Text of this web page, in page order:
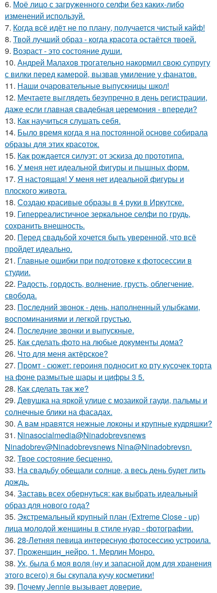
6. Моё лицо с загруженного селфи без каких-либо
изменений используй.
7. Когда всё идёт не по плану, получается чистый кайф!
8. Твой лучший образ - когда красота остаётся твоей.
9. Возраст - это состояние души.
10. Андрей Малахов трогательно накормил свою супругу
с вилки перед камерой, вызвав умиление у фанатов.
11. Наши очаровательные выпускницы школ!
12. Мечтаете выглядеть безупречно в день регистрации,
даже если главная свадебная церемония - впереди?
13. Как научиться слушать себя.
14. Было время когда я на постоянной основе собирала
образы для этих красоток.
15. Как рождается силуэт: от эскиза до прототипа.
16. У меня нет идеальной фигуры и пышных форм.
17. Я настоящая! У меня нет идеальной фигуры и
плоского живота.
18. Создаю красивые образы в 4 руки в Иркутске.
19. Гиперреалистичное зеркальное селфи по грудь,
сохранить внешность.
20. Перед свадьбой хочется быть уверенной, что всё
пройдет идеально.
21. Главные ошибки при подготовке к фотосессии в
студии.
22. Радость, гордость, волнение, грусть, облегчение,
свобода.
23. Последний звонок - день, наполненный улыбками,
воспоминаниями и легкой грустью.
24. Последние звонки и выпускные.
25. Как сделать фото на любые документы дома?
26. Что для меня актёрское?
27. Промт - сюжет: героиня подносит ко рту кусочек торта
на фоне размытые шары и цифры 3 5.
28. Как сделать так же?
29. Девушка на яркой улице с мозаикой гауди, пальмы и
солнечные блики на фасадах.
30. А вам нравятся нежные локоны и крупные кудряшки?
31. Ninasocialmedia@Ninadobrevsnews
Ninadobrev@Ninadobrevsnews Nina@Ninadobrevsn.
32. Твое состояние бесценно.
33. На свадьбу обещали солнце, а весь день будет лить
дождь.
34. Заставь всех обернуться: как выбрать идеальный
образ для нового года?
35. Экстремальный крупный план (Extreme Close - up)
лица молодой женщины в стиле нуар - фотографии.
36. 28-Летняя певица интересную фотосессию устроила.
37. Проженщин_нейро. 1. Мерлин Монро.
38. Ух, была б моя воля (ну и запасной дом для хранения
этого всего) я бы скупала кучу косметики!
39. Почему Jennie вызывает доверие.